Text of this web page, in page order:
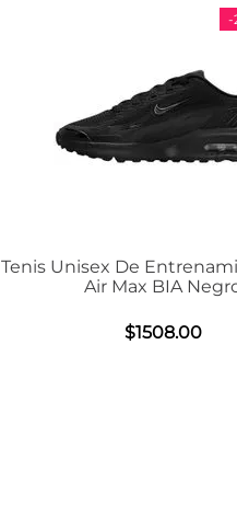
-
Tenis Unisex De
Air Max BIA
$1508.00